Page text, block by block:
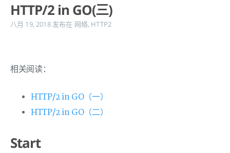
HTTP/2 in GO(三)
八月 19, 2018 发布在 网络, HTTP2
相关阅读：
HTTP/2 in GO（一）
HTTP/2 in GO（二）
Start